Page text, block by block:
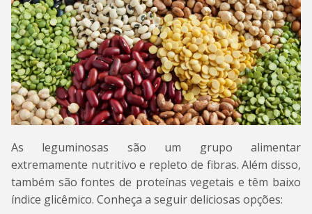
As leguminosas são um grupo alimentar
extremamente nutritivo e repleto de fibras. Além disso,
também são fontes de proteínas vegetais e têm baixo
índice glicêmico. Conheça a seguir deliciosas opções: